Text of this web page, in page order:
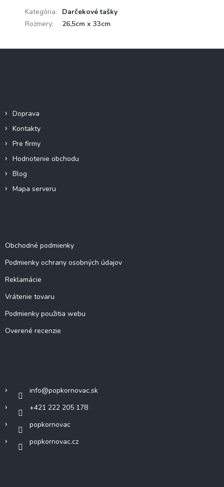
Kategória:
Darčekové tašky
Rozmery: 26,5cm x 33cm
Doprava
Kontakty
Pre firmy
Hodnotenie obchodu
Blog
Mapa serveru
Obchodné podmienky
Podmienky ochrany osobných údajov
Reklamácie
Vrátenie tovaru
Podmienky použitia webu
Overené recenzie
info@popkornovac.sk
+421 222 205 178
popkornovac
popkornovac.cz